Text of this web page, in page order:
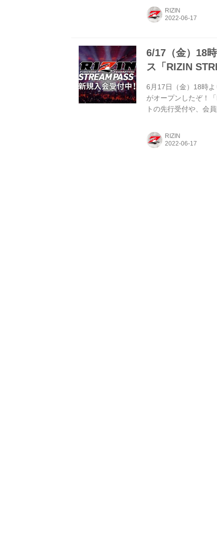
が決定しましたので
せ。 湘南美容クリニ
RIZIN
6/17（金）18
ス「RIZIN
6月17日（金）18時よ
がオープンしたぞ！
トの先行受付や、会
ところプレオープン
に、7月2日（土）に
RIZIN